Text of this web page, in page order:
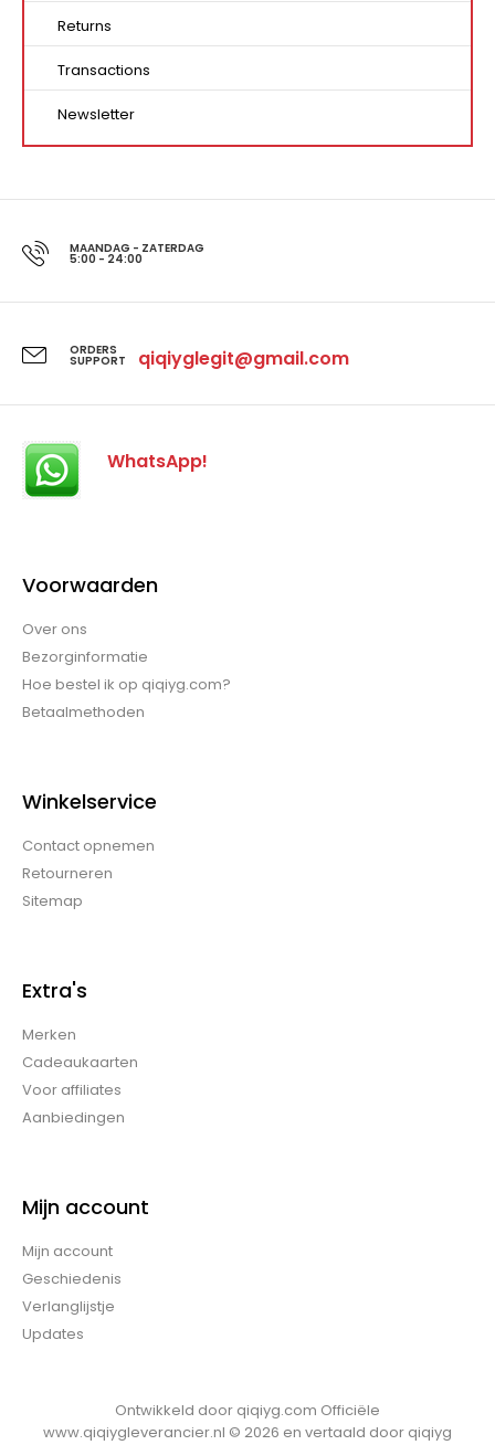
Returns
Transactions
Newsletter
MAANDAG - ZATERDAG
5:00 - 24:00
ORDERS
SUPPORT qiqiyglegit@gmail.com
WhatsApp!
Voorwaarden
Over ons
Bezorginformatie
Hoe bestel ik op qiqiyg.com?
Betaalmethoden
Winkelservice
Contact opnemen
Retourneren
Sitemap
Extra's
Merken
Cadeaukaarten
Voor affiliates
Aanbiedingen
Mijn account
Mijn account
Geschiedenis
Verlanglijstje
Updates
Ontwikkeld door qiqiyg.com Officiële
www.qiqiygleverancier.nl © 2026 en vertaald door qiqiyg